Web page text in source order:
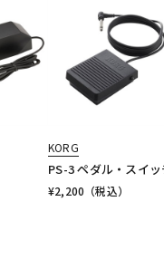
KORG
PS-3 ペダル・スイ
¥2,200 （税込）